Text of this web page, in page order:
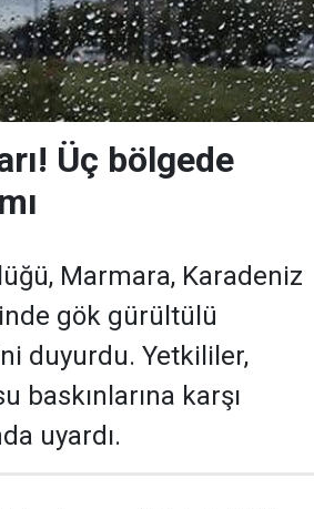
Üç bölgede
Marmara, Karadeniz
gök gürültülü
duyurdu. Yetkililer,
baskınlarına karşı
uyardı.